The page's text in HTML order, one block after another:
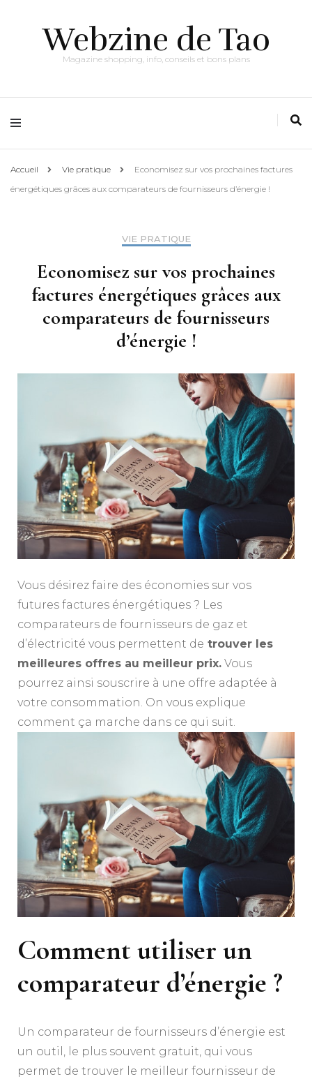
Webzine de Tao
Magazine shopping, info, conseils et bons plans
Accueil Vie pratique
Economisez sur vos prochaines factures
énergétiques grâces aux comparateurs de fournisseurs d’énergie !
VIE PRATIQUE
Economisez sur vos prochaines
factures énergétiques grâces aux
comparateurs de fournisseurs
d’énergie !
Vous désirez faire des économies sur vos
futures factures énergétiques ? Les
comparateurs de fournisseurs de gaz et
d’électricité vous permettent de trouver les
meilleures offres au meilleur prix. Vous
pourrez ainsi souscrire à une offre adaptée à
votre consommation. On vous explique
comment ça marche dans ce qui suit.
Comment utiliser un
comparateur d’énergie ?
Un comparateur de fournisseurs d’énergie est
un outil, le plus souvent gratuit, qui vous
permet de trouver le meilleur fournisseur de